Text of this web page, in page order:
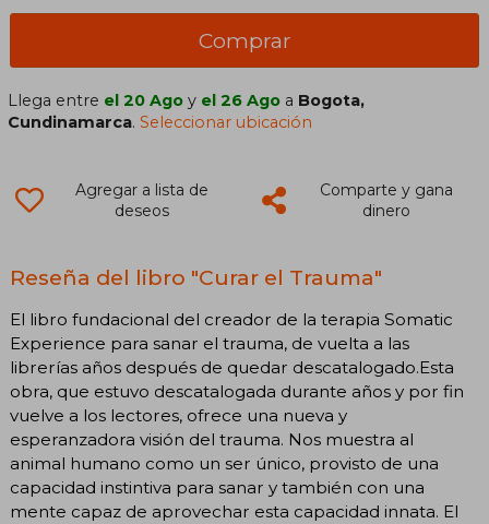
Comprar
Llega entre el 20 Ago y el 26 Ago a Bogota,
Cundinamarca.Seleccionar ubicación
Agregar a lista de
deseos
Comparte y gana
dinero
Reseña del libro "Curar el Trauma"
El libro fundacional del creador de la terapia Somatic
Experience para sanar el trauma, de vuelta a las
librerías años después de quedar descatalogado.Esta
obra, que estuvo descatalogada durante años y por fin
vuelve a los lectores, ofrece una nueva y
esperanzadora visión del trauma. Nos muestra al
animal humano como un ser único, provisto de una
capacidad instintiva para sanar y también con una
mente capaz de aprovechar esta capacidad innata. El